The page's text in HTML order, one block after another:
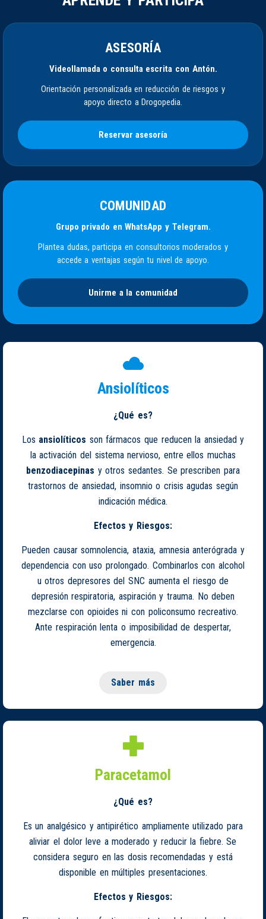
ASESORÍA
Videollamada o consulta escrita con Antón.
Orientación personalizada en reducción de riesgos y
apoyo directo a Drogopedia.
Reservar asesoría
COMUNIDAD
Grupo privado en WhatsApp y Telegram.
Plantea dudas, participa en consultorios moderados y
accede a ventajas según tu nivel de apoyo.
Unirme a la comunidad
Ansiolíticos
¿Qué es?
Los ansiolíticos son fármacos que reducen la ansiedad y
la activación del sistema nervioso, entre ellos muchas
benzodiacepinas y otros sedantes. Se prescriben para
trastornos de ansiedad, insomnio o crisis agudas según
indicación médica.
Efectos y Riesgos:
Pueden causar somnolencia, ataxia, amnesia anterógrada y
dependencia con uso prolongado. Combinarlos con alcohol
u otros depresores del SNC aumenta el riesgo de
depresión respiratoria, aspiración y trauma. No deben
mezclarse con opioides ni con policonsumo recreativo.
Ante respiración lenta o imposibilidad de despertar,
emergencia.
Saber más
Paracetamol
¿Qué es?
Es un analgésico y antipirético ampliamente utilizado para
aliviar el dolor leve a moderado y reducir la fiebre. Se
considera seguro en las dosis recomendadas y está
disponible en múltiples presentaciones.
Efectos y Riesgos: